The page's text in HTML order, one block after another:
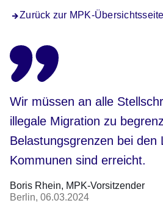
Zurück zur MPK-Übersichtsseite
Wir müssen an alle
illegale Migration zu
Belastungsgrenzen bei den
Kommunen sind erreicht.
Boris Rhein
MPK-Vorsitzender
Berlin 06.03.2024